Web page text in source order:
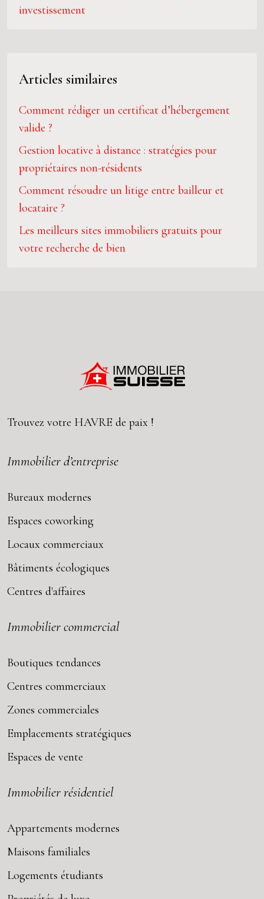
investissement
Articles similaires
Comment rédiger un certificat d’hébergement
valide ?
Gestion locative à distance : stratégies pour
propriétaires non-résidents
Comment résoudre un litige entre bailleur et
locataire ?
Les meilleurs sites immobiliers gratuits pour
votre recherche de bien
Trouvez votre HAVRE de paix !
Immobilier d’entreprise
Bureaux modernes
Espaces coworking
Locaux commerciaux
Bâtiments écologiques
Centres d'affaires
Immobilier commercial
Boutiques tendances
Centres commerciaux
Zones commerciales
Emplacements stratégiques
Espaces de vente
Immobilier résidentiel
Appartements modernes
Maisons familiales
Logements étudiants